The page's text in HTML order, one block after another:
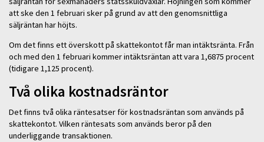
att ske den 1 februari sker på grund av att den genomsnittliga
säljräntan har höjts.
Om det finns ett överskott på skattekontot får man intäktsränta. Från
och med den 1 februari kommer intäktsräntan att vara 1,6875 procent
(tidigare 1,125 procent).
Två olika kostnadsräntor
Det finns två olika räntesatser för kostnadsräntan som används på
skattekontot. Vilken räntesats som används beror på den
underliggande transaktionen.